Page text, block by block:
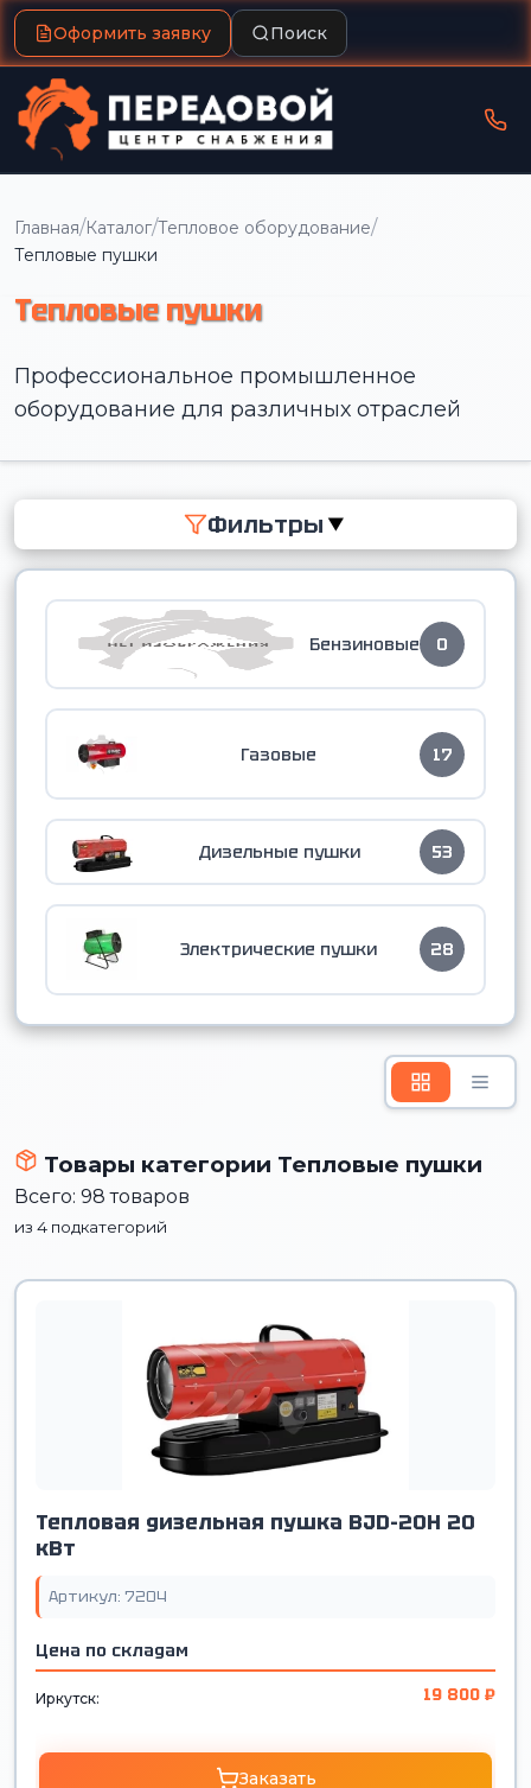
Оформить заявку Поиск
Главная/Каталог/Тепловое оборудование/
Тепловые пушки
Тепловые пушки
Профессиональное промышленное
оборудование для различных отраслей
Фильтры ▼
Бензиновые 0
Газовые 17
Дизельные пушки 53
Электрические пушки 28
Товары категории Тепловые пушки
Всего: 98 товаров
из 4 подкатегорий
Тепловая дизельная пушка BJD-20H 20
кВт
Артикул: 7204
Цена по складам
Иркутск: 19 800 ₽
Заказать